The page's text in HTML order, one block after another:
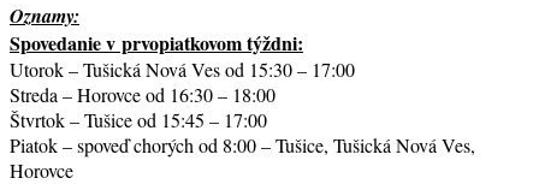
Oznamy:
Spovedanie v prvopiatkovom týždni:
Utorok – Tušická Nová Ves od 15:30 – 17:00
Streda – Horovce od 16:30 – 18:00
Štvrtok – Tušice od 15:45 – 17:00
Piatok – spoveď chorých od 8:00 – Tušice, Tušická Nová Ves,
Horovce